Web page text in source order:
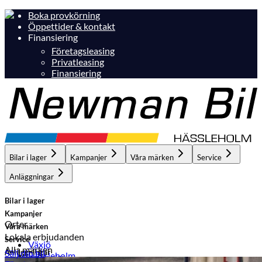
Boka provkörning
Öppettider & kontakt
Finansiering
Företagsleasing
Privatleasing
Finansiering
Bilar i lager Kampanjer Våra märken Service
Anläggningar
Bilar i lager
Orter
Växjö
Hässleholm
Kampanjer
Lokala erbjudanden
Hässleholm
Våra märken
Alla märken
Service
Anläggningar
Sälj din bil